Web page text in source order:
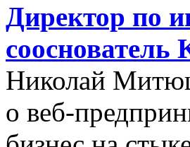
Директор по
Николай
о веб-